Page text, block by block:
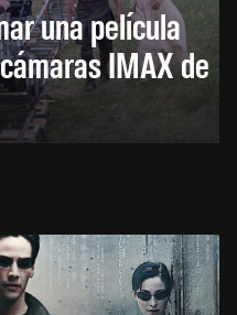
una película
IMAX de